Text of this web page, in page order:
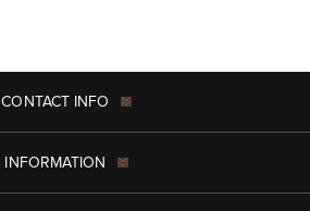
CONTACT INFO
INFORMATION